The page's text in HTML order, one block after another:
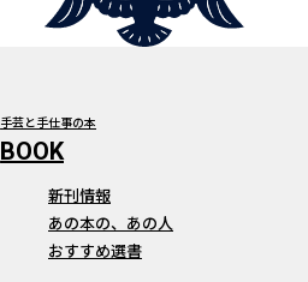
手芸と手仕事の本
新刊情報
あの本の、あの人
おすすめ選書